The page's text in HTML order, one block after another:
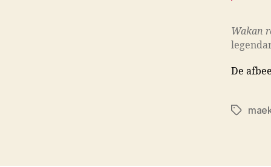
Wakan
De
Tags